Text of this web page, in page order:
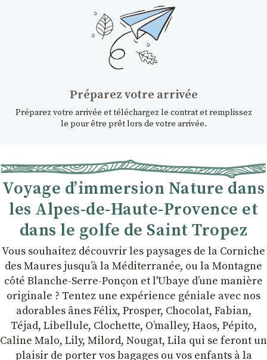
Préparez votre arrivée
Préparez votre arrivée et téléchargez le contrat et remplissez
le pour être prêt lors de votre arrivée.
Voyage d’immersion Nature dans
les Alpes-de-Haute-Provence et
dans le golfe de Saint Tropez
Vous souhaitez découvrir les paysages de la Corniche
des Maures jusqu’à la Méditerranée, ou la Montagne
côté Blanche-Serre-Ponçon et l'Ubaye dʼune manière
originale ? Tentez une expérience géniale avec nos
adorables ânes Félix, Prosper, Chocolat, Fabian,
Téjad, Libellule, Clochette, Oʼmalley, Haos, Pépito,
Caline Malo, Lily, Milord, Nougat, Lila qui se feront un
plaisir de porter vos bagages ou vos enfants à la